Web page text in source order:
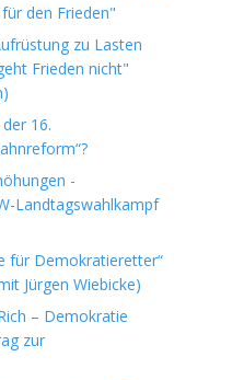
den Frieden"
zu Lasten
Frieden nicht"
16.
-
Landtagswahlkampf
für Demokratieretter“
Jürgen Wiebicke)
– Demokratie
zur